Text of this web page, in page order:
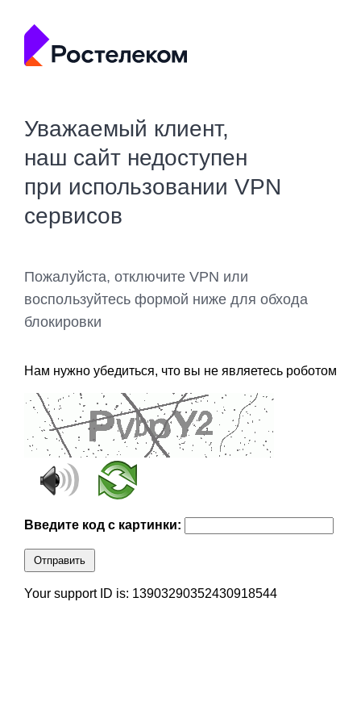
Уважаемый клиент,
наш сайт недоступен
при использовании VPN
сервисов
Пожалуйста, отключите VPN или
воспользуйтесь формой ниже для обхода
блокировки
Нам нужно убедиться, что вы не являетесь роботом
Введите код с картинки:
Отправить
Your support ID is: 13903290352430918544